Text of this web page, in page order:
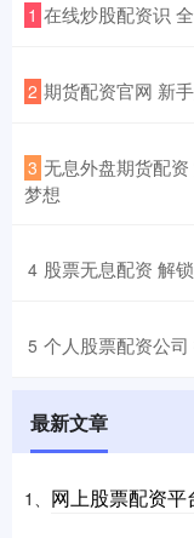
1 在线炒股配资识
2 期货配资官网 新
3 无息外盘期货配
梦想
4 股票无息配资 解
5 个人股票配资公
最新文章
1、 网上股票配资